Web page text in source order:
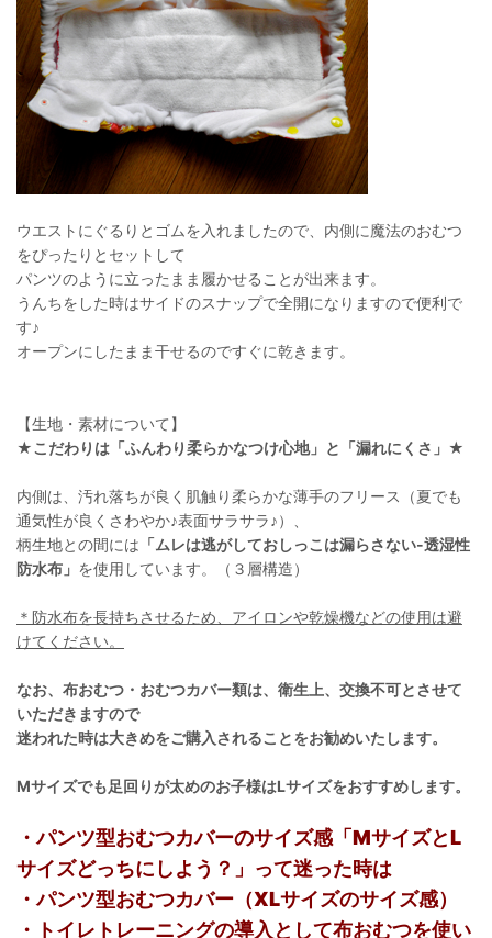
ウエストにぐるりとゴムを入れましたので、内側に魔法のおむつ
をぴったりとセットして
パンツのように立ったまま履かせることが出来ます。
うんちをした時はサイドのスナップで全開になりますので便利で
す♪
オープンにしたまま干せるのですぐに乾きます。
【生地・素材について】
★こだわりは「ふんわり柔らかなつけ心地」と「漏れにくさ」★
内側は、汚れ落ちが良く肌触り柔らかな薄手のフリース（夏でも
通気性が良くさわやか♪表面サラサラ♪）、
柄生地との間には 「ムレは逃がしておしっこは漏らさない-透湿性
防水布」 を使用しています。（３層構造）
＊防水布を長持ちさせるため、アイロンや乾燥機などの使用は避
けてください。
なお、布おむつ・おむつカバー類は、衛生上、交換不可とさせて
いただきますので
迷われた時は大きめをご購入されることをお勧めいたします。
Mサイズでも足回りが太めのお子様はLサイズをおすすめします。
・パンツ型おむつカバーのサイズ感「MサイズとL
サイズどっちにしよう？」って迷った時は
・パンツ型おむつカバー（XLサイズのサイズ感）
・トイレトレーニングの導入として布おむつを使い